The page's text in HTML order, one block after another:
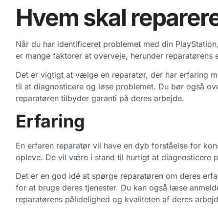
Hvem skal
Når du har identificeret problemet med din
er mange faktorer at overveje, herunder reparatørens
Det er vigtigt at vælge en reparatør, der har erfaring
til at diagnosticere og løse problemet. Du bør også
reparatøren tilbyder garanti på deres arbejde.
Erfaring
En erfaren reparatør vil have en dyb forståelse for
opleve. De vil være i stand til hurtigt at diagnosticere
Det er en god idé at spørge reparatøren om deres
for at bruge deres tjenester. Du kan også læse
reparatørens pålidelighed og kvaliteten af deres